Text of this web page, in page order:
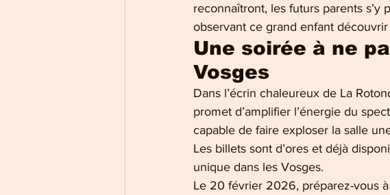
reconnaîtront, les futurs parents
observant ce grand enfant
Une soirée à ne
Vosges
Dans l’écrin chaleureux de La
promet d’amplifier l’énergie du
capable de faire exploser la salle
Les billets sont d’ores et déjà
unique dans les Vosges.
Le 20 février 2026, préparez-vous